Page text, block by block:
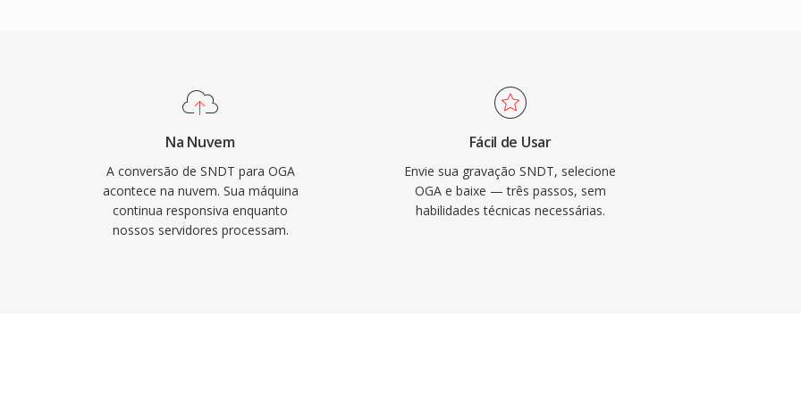
o OGA evita às
que afetam
de
é informações
nativamente
VLC é na
o uma escolha
Na Nuvem
A conversão de SNDT para OGA
acontece na nuvem. Sua máquina
continua responsiva enquanto
nossos servidores processam.
Fácil de Usar
Envie sua gravação SNDT, selecione
OGA e baixe — três passos, sem
habilidades técnicas necessárias.